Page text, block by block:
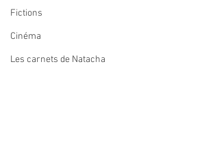
Fictions
Cinéma
Les carnets de Natacha